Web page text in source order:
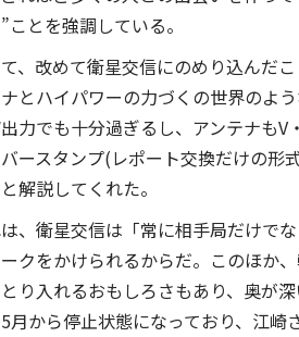
ことを強調している。
、改めて衛星交信にのめり込んだ
とハイパワーの力づくの世界のよ
力でも十分過ぎるし、アンテナも
ースタンプ(レポート交換だけの形
解説してくれた。
、衛星交信は「常に相手局だけで
クをかけられるからだ。このほか
り入れるおもしろさもあり、奥が
月から停止状態になっており、江崎